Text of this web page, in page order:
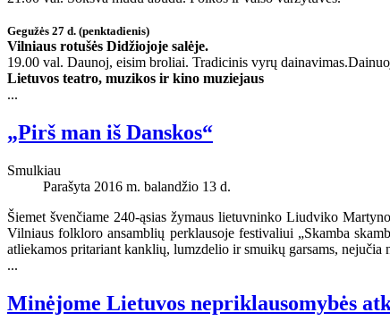
Gegužės 27 d. (penktadienis)
Vilniaus rotušės Didžiojoje salėje.
19.00 val. Daunoj, eisim broliai. Tradicinis vyrų
Lietuvos teatro, muzikos ir kino muziejaus
...
„Pirš man iš Danskos“
Smulkiau
Parašyta 2016 m. balandžio 13 d.
Šiemet švenčiame 240-ąsias žymaus lietuvninko Liudviko
Vilniaus folkloro ansamblių perklausoje festivaliui „Skamba
atliekamos pritariant kanklių, lumzdelio ir smuikų garsams, nejučia
...
Minėjome Lietuvos nepriklausomybės